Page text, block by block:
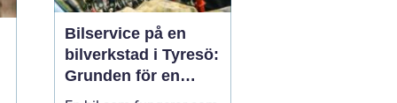
Bilservice på en
bilverkstad i Tyresö:
Grunden för en
trygg och hållbar